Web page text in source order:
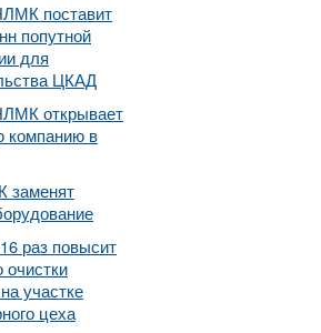
поставит
попутной
для
ЦКАД
открывает
компанию в
раз повысит
очистки
участке
цеха